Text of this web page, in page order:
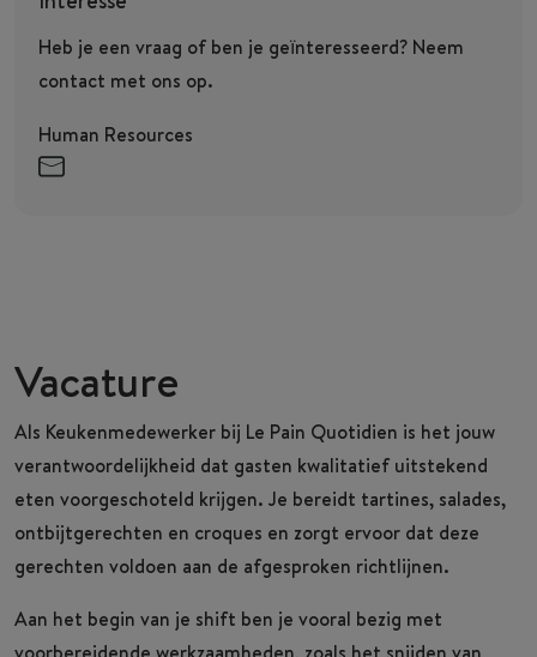
Heb je een vraag of ben je geïnteresseerd? Neem
contact met ons op.
Human Resources
Vacature
Als Keukenmedewerker bij Le Pain Quotidien is het jouw
verantwoordelijkheid dat gasten kwalitatief uitstekend
eten voorgeschoteld krijgen. Je bereidt tartines, salades,
ontbijtgerechten en croques en zorgt ervoor dat deze
gerechten voldoen aan de afgesproken richtlijnen.
Aan het begin van je shift ben je vooral bezig met